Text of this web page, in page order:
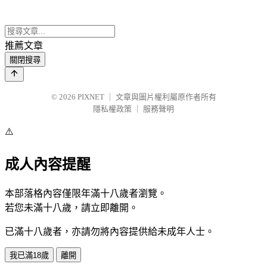
推薦文章
關閉搜尋
© 2026 PIXNET
文章與圖片權利屬原作者所有
隱私權政策
服務聲明
⚠️
成人內容提醒
本部落格內容僅限年滿十八歲者瀏覽。
若您未滿十八歲，請立即離開。
已滿十八歲者，亦請勿將內容提供給未成年人士。
我已滿18歲 離開